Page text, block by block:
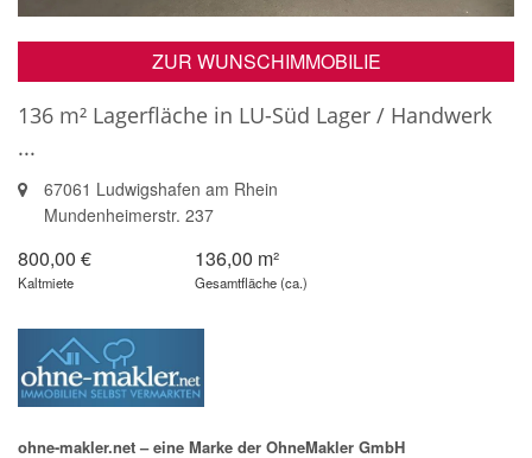
ZUR WUNSCHIMMOBILIE
136 m² Lagerfläche in LU-Süd Lager / Handwerk
...
67061 Ludwigshafen am Rhein
Mundenheimerstr. 237
800,00 €
Kaltmiete
136,00 m²
Gesamtfläche (ca.)
ohne-makler.net – eine Marke der OhneMakler GmbH